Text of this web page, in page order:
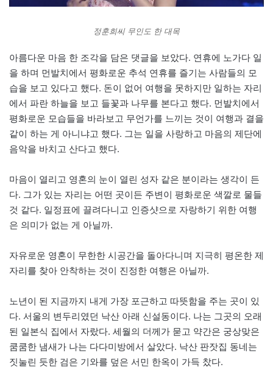
정훈희씨 무인도 한 대목
아름다운 마음 한 조각을 담은 댓글을 보았다. 연휴에 노가다 일
을 하며 먼발치에서 평화로운 추석 연휴를 즐기는 사람들의 모
습을 보고 있다고 했다. 돈이 없어 여행을 못하지만 일하는 자리
에서 파란 하늘을 보고 들꽃과 나무를 본다고 했다. 먼발치에서
평화로운 모습들을 바라보고 무언가를 느끼는 것이 여행과 결을
같이 하는 게 아니냐고 했다. 그는 일을 사랑하고 마음의 제단에
음악을 바치고 산다고 했다.
마음이 열리고 영혼의 눈이 열린 성자 같은 분이라는 생각이 든
다. 그가 있는 자리는 어떤 곳이든 주변이 평화로운 색깔로 물들
것 같다. 일정표에 끌려다니고 인증샷으로 자랑하기 위한 여행
은 의미가 없는 게 아닐까.
자유로운 영혼이 무한한 시공간을 돌아다니며 지극히 평온한 제
자리를 찾아 안착하는 것이 진정한 여행은 아닐까.
노년이 된 지금까지 내게 가장 포근하고 따뜻함을 주는 곳이 있
다. 서울의 변두리였던 낙산 아래 신설동이다. 나는 그곳의 오래
된 일본식 집에서 자랐다. 세월의 더께가 묻고 약간은 궁상맞은
쿰쿰한 냄새가 나는 다다미방에서 살았다. 낙산 판잣집 동네는
짓눌린 듯한 검은 기와를 덮은 서민 한옥이 가득 찼다.